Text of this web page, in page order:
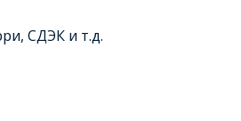
СДЭК и т.д.